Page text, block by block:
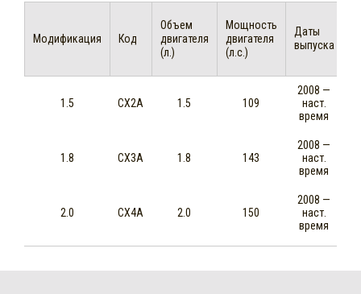
Модификация Код
Объем
двигателя
(л.)
Мощность
двигателя
(л.с.)
Даты
выпуска
1.5 CX2A 1.5 109
2008 —
наст.
время
1.8 CX3A 1.8 143
2008 —
наст.
время
2.0 CX4A 2.0 150
2008 —
наст.
время